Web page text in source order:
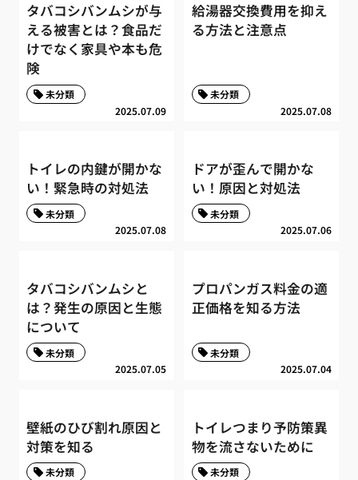
タバコシバンムシが与
える被害とは？食品だ
けでなく家具や本も危
険
2025.07.09
未分類
給湯器交換費用を抑え
る方法と注意点
2025.07.08
未分類
トイレの内鍵が開かな
い！緊急時の対処法
2025.07.08
未分類
ドアが歪んで開かな
い！原因と対処法
2025.07.06
未分類
タバコシバンムシと
は？発生の原因と生態
について
2025.07.05
未分類
プロパンガス料金の適
正価格を知る方法
2025.07.04
未分類
壁紙のひび割れ原因と
対策を知る
未分類
トイレつまり予防策異
物を流さないために
未分類